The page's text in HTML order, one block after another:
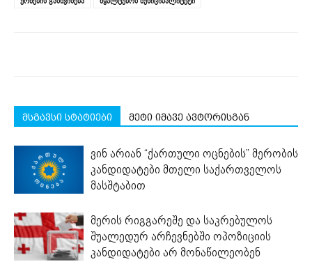
მსგავსი სტატიები მეტი იმავე ავტორისგან
ვინ არიან “ქართული ოცნების” მერობის
კანდიდატები მთელი საქართველოს
მასშტაბით
მერის რიგგარეშე და საკრებულოს
შუალედურ არჩევნებში ოპოზიციის
კანდიდატები არ მონაწილეობენ